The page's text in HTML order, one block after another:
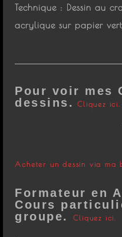
Technique : Dessin au
acrylique sur papier
Pour voir mes
dessins.
Cliquez ici.
Acheter un dessin via ma
Formateur en
Cours
groupe.Cliquez ici.